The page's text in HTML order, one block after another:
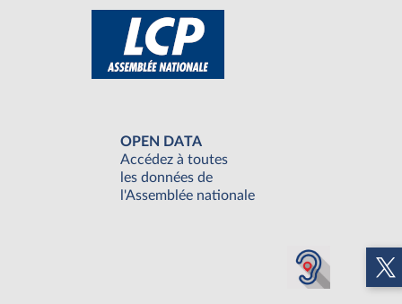
OPEN DATA
Accédez à toutes
les données de
l'Assemblée nationale